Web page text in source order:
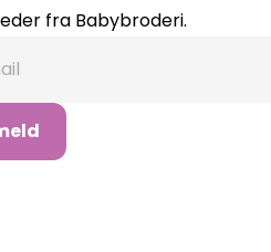
fra Babybroderi.